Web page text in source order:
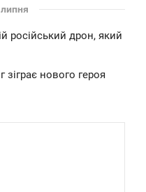
російський дрон, який
зіграє нового героя